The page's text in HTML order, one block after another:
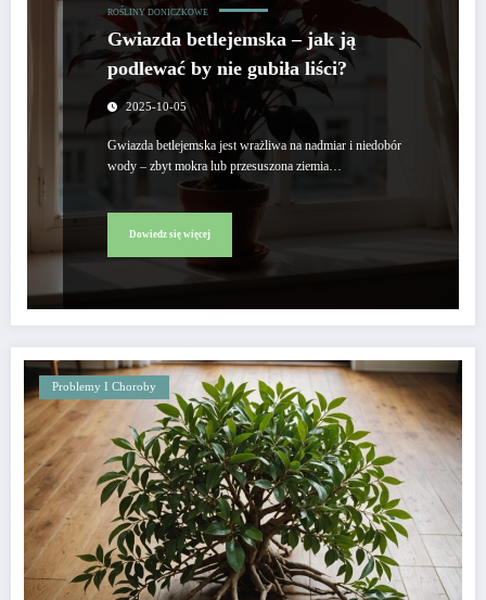
ROŚLINY DONICZKOWE
Gwiazda betlejemska – jak ją
podlewać by nie gubiła liści?
2025-10-05
Gwiazda betlejemska jest wrażliwa na nadmiar i niedobór
wody – zbyt mokra lub przesuszona ziemia…
Dowiedz się więcej
Problemy I Choroby